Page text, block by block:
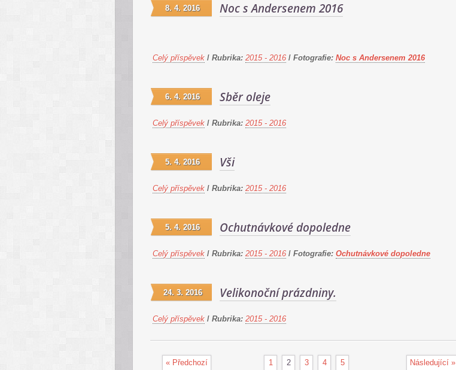
Noc s Andersenem 2016
8. 4. 2016
Celý příspěvek / Rubrika: 2015 - 2016 / Fotografie: Noc s Andersenem 2016
Sběr oleje
6. 4. 2016
Celý příspěvek / Rubrika: 2015 - 2016
Vši
5. 4. 2016
Celý příspěvek / Rubrika: 2015 - 2016
Ochutnávkové dopoledne
5. 4. 2016
Celý příspěvek / Rubrika: 2015 - 2016 / Fotografie: Ochutnávkové dopoledne
Velikonoční prázdniny.
24. 3. 2016
Celý příspěvek / Rubrika: 2015 - 2016
« Předchozí 1 2 3 4 5 Následující »